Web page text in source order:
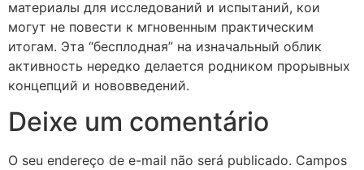
материалы для исследований и испытаний, кои
могут не повести к мгновенным практическим
итогам. Эта “бесплодная” на изначальный облик
активность нередко делается родником прорывных
концепций и нововведений.
Deixe um comentário
O seu endereço de e-mail não será publicado. Campos